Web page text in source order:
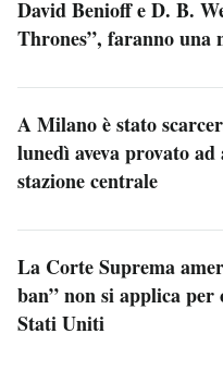
David Benioff e D. B.
Thrones”, faranno una
A Milano è stato
lunedì aveva provato
stazione centrale
La Corte Suprema
ban” non si applica
Stati Uniti